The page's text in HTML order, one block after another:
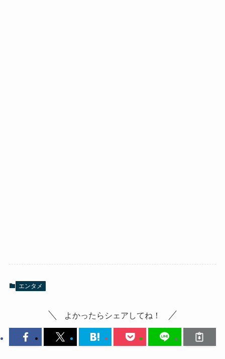
エンタメ
よかったらシェアしてね！